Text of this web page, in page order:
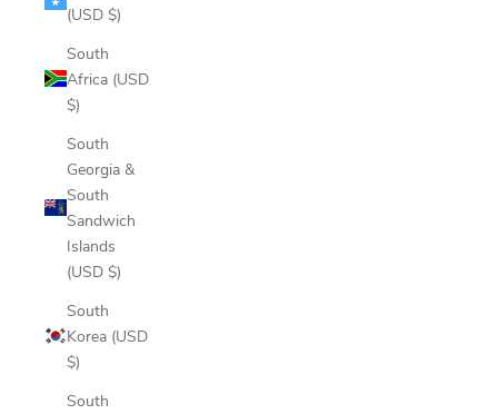
(USD $)
South
Africa (USD
$)
South
Georgia &
South
Sandwich
Islands
(USD $)
South
Korea (USD
$)
South